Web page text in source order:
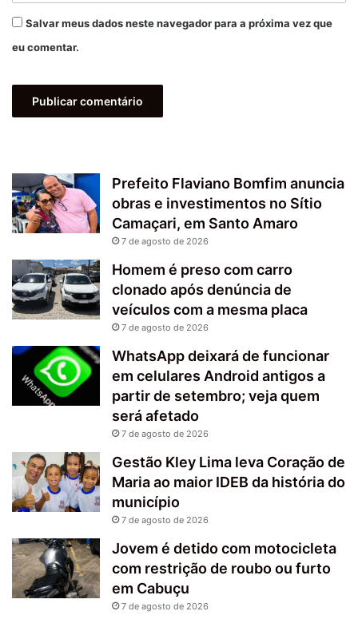
Salvar meus dados neste navegador para a próxima vez que
eu comentar.
Prefeito Flaviano Bomfim anuncia
obras e investimentos no Sítio
Camaçari, em Santo Amaro
7 de agosto de 2026
Homem é preso com carro
clonado após denúncia de
veículos com a mesma placa
7 de agosto de 2026
WhatsApp deixará de funcionar
em celulares Android antigos a
partir de setembro; veja quem
será afetado
7 de agosto de 2026
Gestão Kley Lima leva Coração de
Maria ao maior IDEB da história do
município
7 de agosto de 2026
Jovem é detido com motocicleta
com restrição de roubo ou furto
em Cabuçu
7 de agosto de 2026